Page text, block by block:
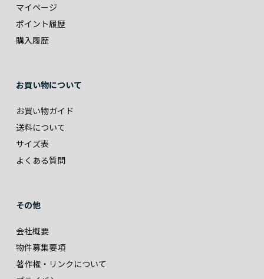
マイページ
ポイント履歴
購入履歴
お買い物について
お買い物ガイド
送料について
サイズ表
よくある質問
その他
会社概要
物件募集要項
著作権・リンクについて